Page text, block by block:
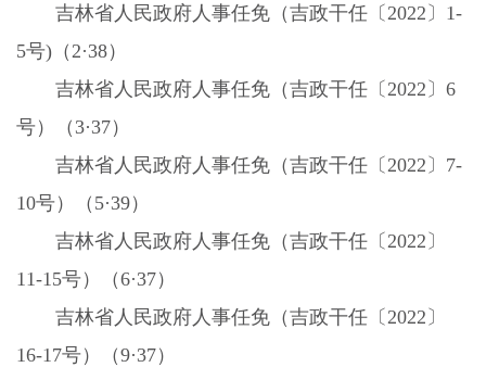
吉林省人民政府人事任免（吉政干任〔2022〕 1-
5号) （ 2·38）
吉林省人民政府人事任免（吉政干任〔2022〕 6
号）（ 3·37）
吉林省人民政府人事任免（吉政干任〔2022〕 7-
10号）（ 5·39）
吉林省人民政府人事任免（吉政干任〔2022〕
11-15号）（6·37）
吉林省人民政府人事任免（吉政干任〔2022〕
16-17号）（9·37）